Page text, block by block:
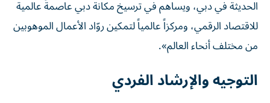
الحديثة في دبي، ويساهم في ترسيخ مكانة دبي عاصمةً عالمية
للاقتصاد الرقمي، ومركزاً عالمياً لتمكين روّاد الأعمال الموهوبين
من مختلف أنحاء العالم».
التوجيه والإرشاد الفردي